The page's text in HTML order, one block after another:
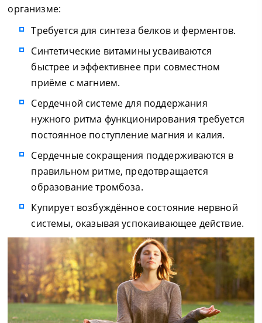
организме:
Требуется для синтеза белков и ферментов.
Синтетические витамины усваиваются
быстрее и эффективнее при совместном
приёме с магнием.
Сердечной системе для поддержания
нужного ритма функционирования требуется
постоянное поступление магния и калия.
Сердечные сокращения поддерживаются в
правильном ритме, предотвращается
образование тромбоза.
Купирует возбуждённое состояние нервной
системы, оказывая успокаивающее действие.